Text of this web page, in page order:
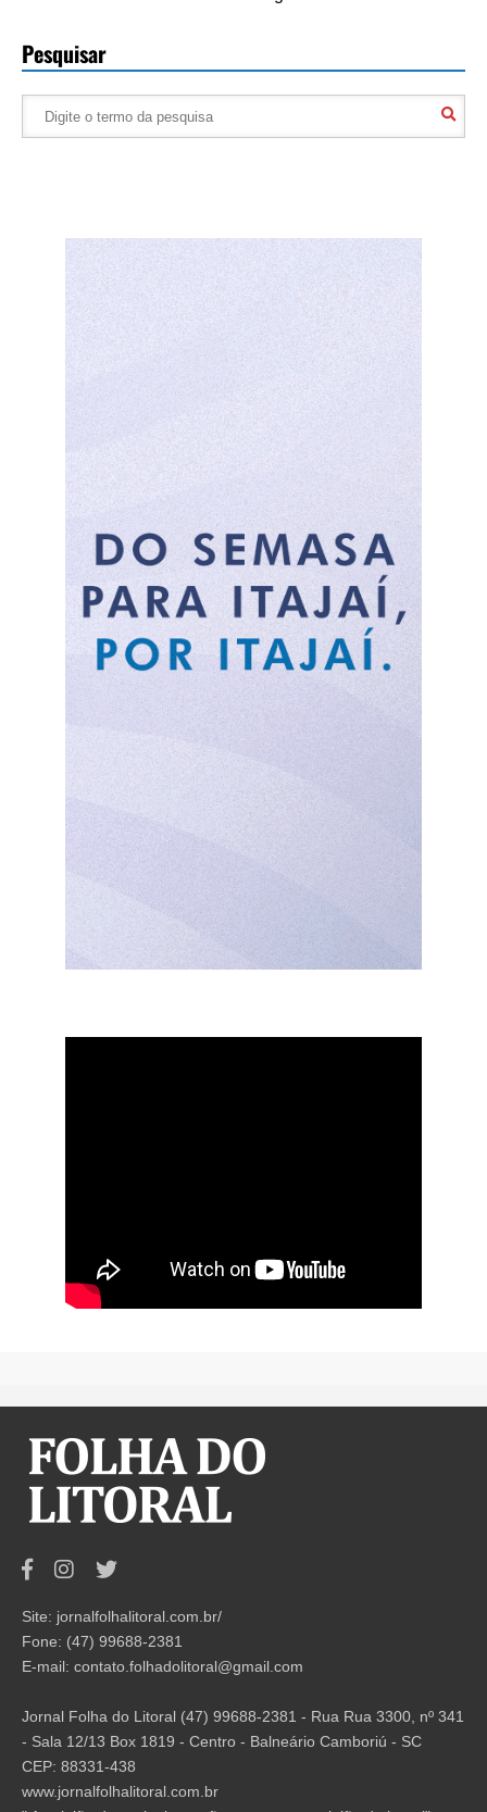
Pesquisar
Site: jornalfolhalitoral.com.br/
Fone: (47) 99688-2381
E-mail: contato.folhadolitoral@gmail.com
Jornal Folha do Litoral (47) 99688-2381 - Rua Rua 3300, nº 341
- Sala 12/13 Box 1819 - Centro - Balneário Camboriú - SC
CEP: 88331-438
www.jornalfolhalitoral.com.br